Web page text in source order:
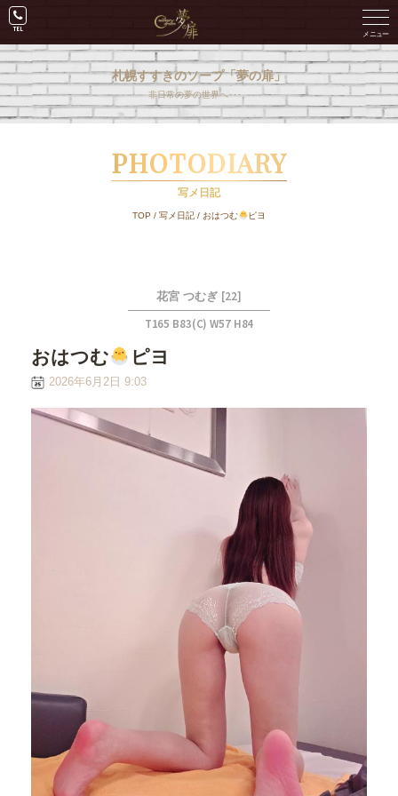
札幌すすきのソープ「夢の扉」
非日常の夢の世界へ･･･。
PHOTODIARY
写メ日記
TOP / 写メ日記/ おはつむ ピヨ
花宮 つむぎ [22]
T165 B83(C) W57 H84
おはつむ ピヨ
2026年6月2日 9:03